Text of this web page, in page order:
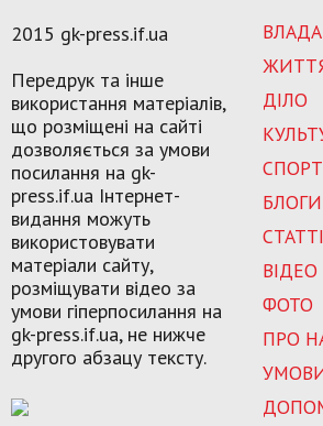
ВЛАДА
ДІЛО
СПОРТ
БЛОГИ
СТАТТІ
ВІДЕО
ФОТО
ПРО
2015 gk-press.if.ua
Передрук та інше
використання матеріалів,
що розміщені на сайті
дозволяється за умови
посилання на gk-
press.if.ua Інтернет-
видання можуть
використовувати
матеріали сайту,
розміщувати відео за
умови гіперпосилання на
gk-press.if.ua, не нижче
другого абзацу тексту.